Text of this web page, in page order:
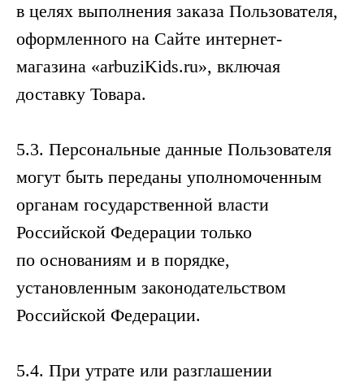
в целях выполнения заказа Пользователя,
оформленного на Сайте интернет-
магазина «arbuziKids.ru», включая
доставку Товара.
5.3. Персональные данные Пользователя
могут быть переданы уполномоченным
органам государственной власти
Российской Федерации только
по основаниям и в порядке,
установленным законодательством
Российской Федерации.
5.4. При утрате или разглашении